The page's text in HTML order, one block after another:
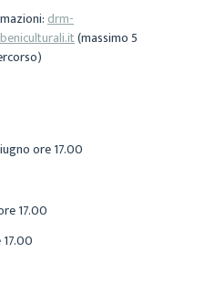
drm-
(massimo 5
ore 17.00
17.00